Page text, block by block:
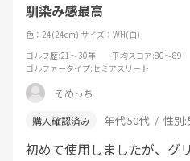
馴染み感最高
色：24(24cm) サイズ：WH(白)
ゴルフ歴:21～30年 平均スコア:80～89
ゴルファータイプ:セミアスリート
そめっち
年代:50代 性別:
初めて使用しましたが、グ